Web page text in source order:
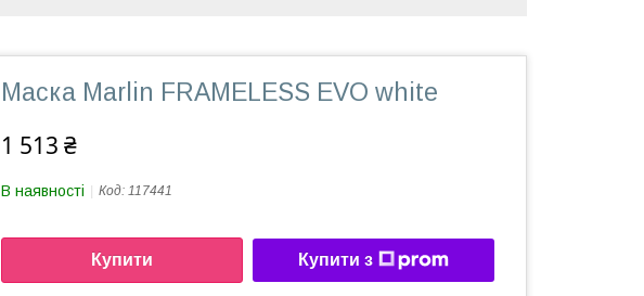
Маска Marlin FRAMELESS EVO white
1 513 ₴
В наявності Код: 117441
Купити Купити з